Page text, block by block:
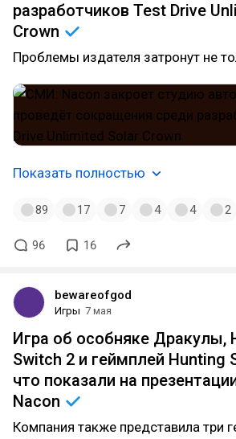
разработчиков Test Drive
Crown
Проблемы издателя затронут не
Показать полностью
89 17 7 4 4 2
96 16
bewareofgod
Игры 7 мая
Игра об особняке Дракулы,
Switch 2 и геймплей Hunting
что показали на
Nacon
Компания также представила три